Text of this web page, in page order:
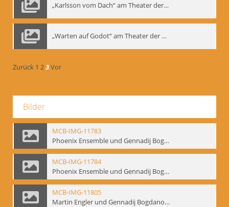
„Karlsson vom Dach“ am Theater der Satire, Moskau 1985
„Warten auf Godot“ am Theater der Saire, Moskau 1980er
Zurück 1 23Vor
Bilder
MCB-IMG-11783
Phoenix Ensemble und Gennadij Bogdanow; BM-img-105-9
MCB-IMG-11784
Phoenix Ensemble und Gennadij Bogdanow; BM-img-105-10
MCB-IMG-11805
Martin Engler und Gennadij Bogdanow; BM-img-113